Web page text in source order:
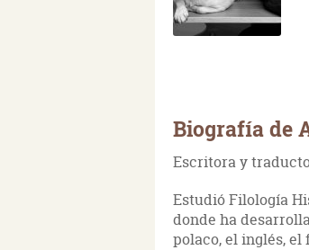
Biografía de
Escritora y
Estudió Filología
donde ha
polaco, el inglés,